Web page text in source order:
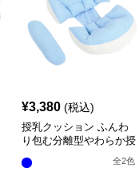
¥3,380 (税込)
授乳クッション ふんわ
り包む分離型やわらか授
全2色